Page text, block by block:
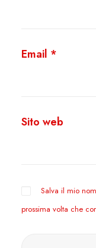
Email *
Sito web
Salva il mio
prossima volta che